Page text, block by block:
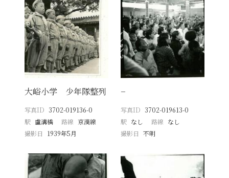
大峪小学 少年隊整列
写真ID 3702-019136-0
駅 盧溝橋 路線 京漢線
撮影日
1939年5月
−
写真ID 3702-019613-0
駅 なし 路線 なし
撮影日 不明